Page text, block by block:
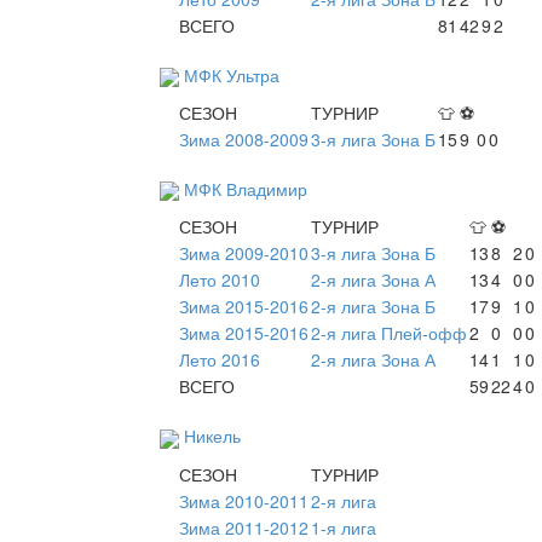
ВСЕГО
81 4292
МФК Ультра
СЕЗОН
ТУРНИР 👕 ⚽
Зима 2008-20093-я лига Зона Б159 00
МФК Владимир
СЕЗОН
ТУРНИР 👕 ⚽
Зима 2009-20103-я лига Зона Б 138 20
Лето 2010
2-я лига Зона А 134 00
Зима 2015-20162-я лига Зона Б 179 1 0
Зима 2015-20162-я лига Плей-офф2 0 00
Лето 2016
2-я лига Зона А 141 1 0
ВСЕГО
592240
Никель
СЕЗОН
ТУРНИР
Зима 2010-2011 2-я лига
Зима 2011-2012 1-я лига